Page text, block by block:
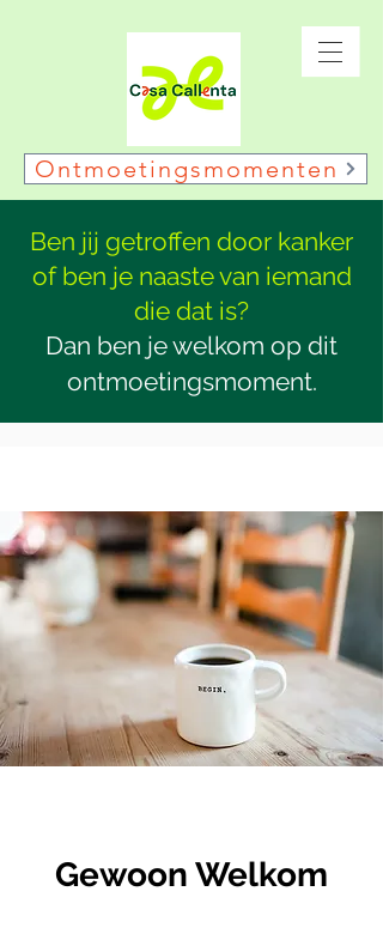
Ontmoetingsmomenten
Ben jij getroffen door kanker
of ben je naaste van iemand
die dat is?
Dan ben je welkom op dit
ontmoetingsmoment.
Gewoon Welkom